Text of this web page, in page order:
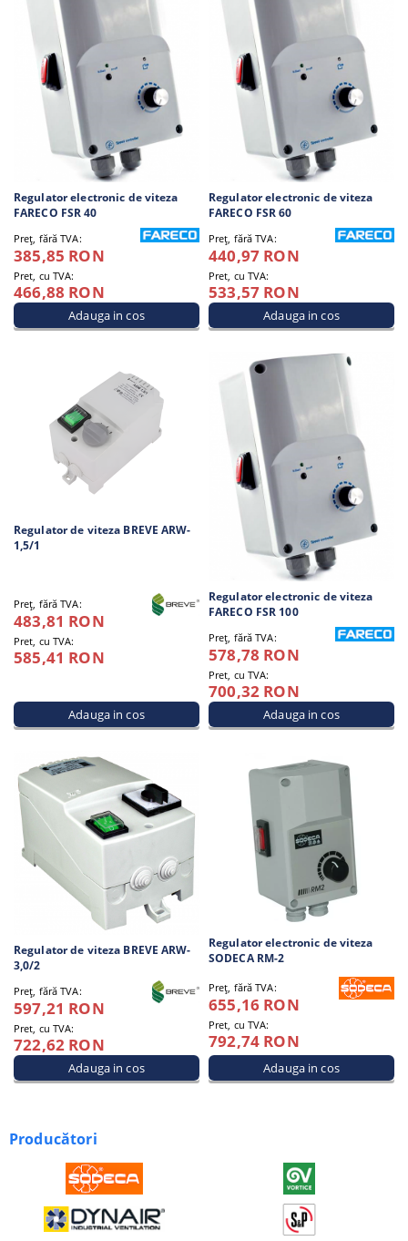
Regulator electronic de viteza
FARECO FSR 40
Preţ, fără TVA:
385,85 RON
Pret, cu TVA:
466,88 RON
Regulator electronic de viteza
FARECO FSR 60
Preţ, fără TVA:
440,97 RON
Pret, cu TVA:
533,57 RON
Regulator de viteza BREVE ARW-
1,5/1
Preţ, fără TVA:
483,81 RON
Pret, cu TVA:
585,41 RON
Regulator electronic de viteza
FARECO FSR 100
Preţ, fără TVA:
578,78 RON
Pret, cu TVA:
700,32 RON
Regulator de viteza BREVE ARW-
3,0/2
Preţ, fără TVA:
597,21 RON
Pret, cu TVA:
722,62 RON
Regulator electronic de viteza
SODECA RM-2
Preţ, fără TVA:
655,16 RON
Pret, cu TVA:
792,74 RON
Producători